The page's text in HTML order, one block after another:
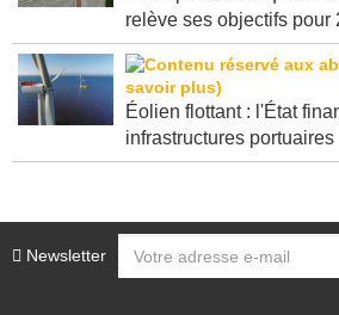
Porté par l'Amérique
Éolien flottant : l'État